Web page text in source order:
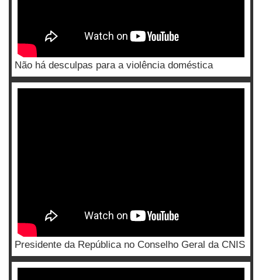
Não há desculpas para a violência doméstica
Presidente da República no Conselho Geral da CNIS